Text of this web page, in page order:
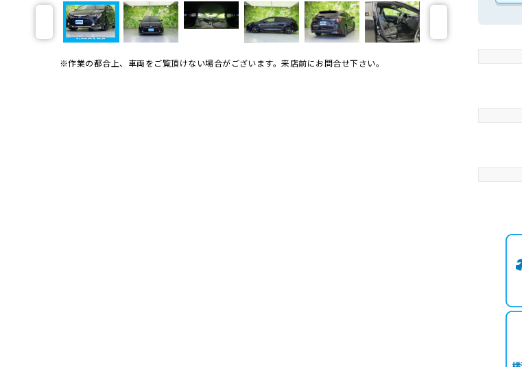
※作業の都合上、車両をご覧頂けない場合がございます。来店前にお問合せ下さい。